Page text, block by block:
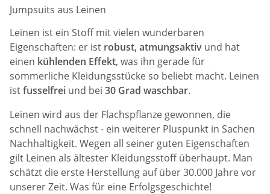
Jumpsuits aus Leinen
Leinen ist ein Stoff mit vielen wunderbaren
Eigenschaften: er ist robust, atmungsaktiv und hat
einen kühlenden Effekt, was ihn gerade für
sommerliche Kleidungsstücke so beliebt macht. Leinen
istfusselfrei und bei 30 Grad waschbar.
Leinen wird aus der Flachspflanze gewonnen, die
schnell nachwächst - ein weiterer Pluspunkt in Sachen
Nachhaltigkeit. Wegen all seiner guten Eigenschaften
gilt Leinen als ältester Kleidungsstoff überhaupt. Man
schätzt die erste Herstellung auf über 30.000 Jahre vor
unserer Zeit. Was für eine Erfolgsgeschichte!